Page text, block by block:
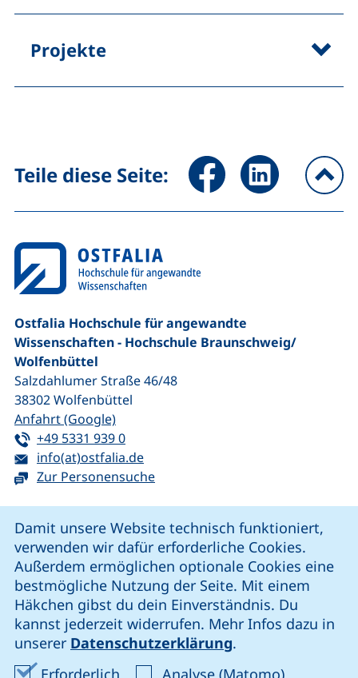
Damit unsere Website technisch funktioniert,
verwenden wir dafür erforderliche Cookies.
Außerdem ermöglichen optionale Cookies eine
bestmögliche Nutzung der Seite. Mit einem
Häkchen gibst du dein Einverständnis. Du
kannst jederzeit widerrufen. Mehr Infos dazu in
unserer Datenschutzerklärung.
Erforderlich Erforderliche Cookies akzeptieren
Analyse (Matomo)Analyse-
Projekte
Teile diese Seite: Seite über Facebook teilen
Seite über
Ostfalia Hochschule für angewandte
Wissenschaften - Hochschule Braunschweig/​
Wolfenbüttel
Salzdahlumer Straße 46/48
38302Wolfenbüttel
Anfahrt (Google)(externer Link, öffnet neues Fenster)
Tel:
+49 5331 939 0(startet einen Telefonanruf, wenn Ihr
E-Mail:
info(at)ostfalia.de(öffnet Ihr E-Mail-Programm)
Zur Personensuche
unsere Facebook-Seite (externer Link, öffnet neues
unsere LinkedIn-Seite (externer Link, öffnet
unsere Instagram-Seite (externer Link,
unsere YouTube-Seite (externer
Cookie-Einstellungen
Impressum